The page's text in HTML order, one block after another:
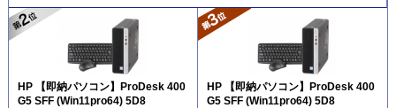
HP 【即納パソコン】ProDesk 400
G5 SFF (Win11pro64) 5D8
HP 【即納パソコン】ProDesk 400
G5 SFF (Win11pro64) 5D8